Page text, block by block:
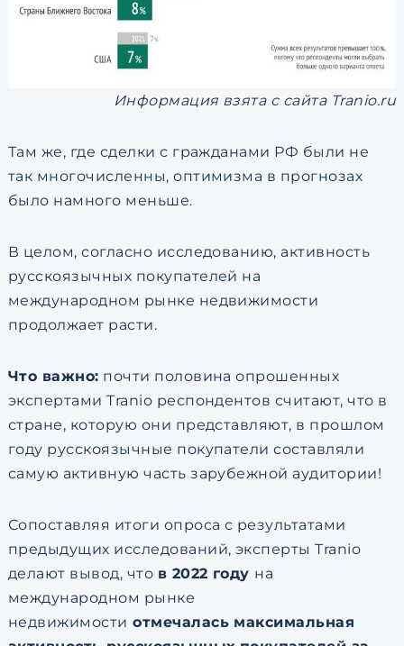
Информация взята с сайта Tranio.ru
Там же, где сделки с гражданами РФ были не
так многочисленны, оптимизма в прогнозах
было намного меньше.
В целом, согласно исследованию, активность
русскоязычных покупателей на
международном рынке недвижимости
продолжает расти.
Что важно: почти половина опрошенных
экспертами Tranio респондентов считают, что в
стране, которую они представляют, в прошлом
году русскоязычные покупатели составляли
самую активную часть зарубежной аудитории!
Сопоставляя итоги опроса с результатами
предыдущих исследований, эксперты Tranio
делают вывод, что в 2022 году на
международном рынке
недвижимости отмечалась максимальная